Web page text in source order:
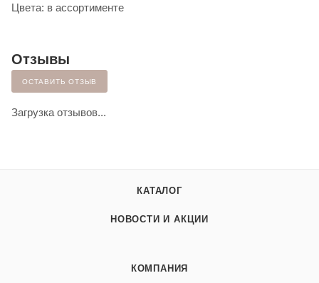
Цвета: в ассортименте
Отзывы
ОСТАВИТЬ ОТЗЫВ
Загрузка отзывов...
КАТАЛОГ
НОВОСТИ И АКЦИИ
КОМПАНИЯ